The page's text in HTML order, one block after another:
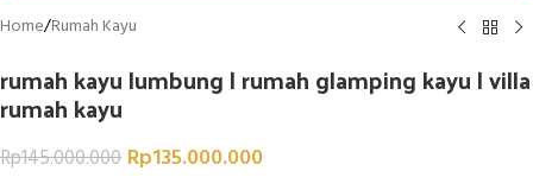
Home/Rumah Kayu
rumah kayu lumbung | rumah glamping kayu | villa
rumah kayu
Rp145.000.000 Rp135.000.000